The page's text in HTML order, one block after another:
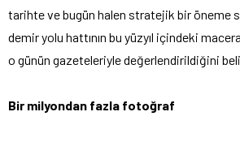
tarihte ve bugün halen stratejik bir öneme
demir yolu hattının bu yüzyıl içindeki
o günün gazeteleriyle değerlendirildiğini
Bir milyondan fazla fotoğraf